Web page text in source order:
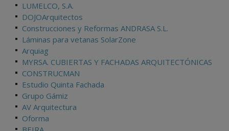
LUMELCO, S.A.
DOJOArquitectos
Construcciones y Reformas ANDRASA S.L.
Láminas para vetanas SolarZone
Arquiag
MYRSA. CUBIERTAS Y FACHADAS ARQUITECTÓNICAS
CONSTRUCMAN
Estudio Quinta Fachada
Grupo Gámiz
AV Arquitectura
Oforma